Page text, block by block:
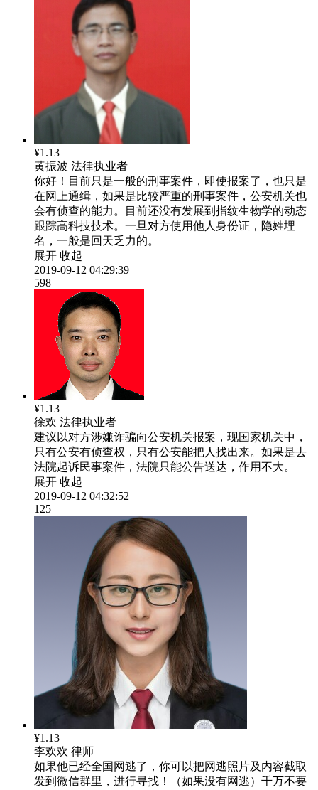
¥1.13
黄振波 法律执业者
你好！目前只是一般的刑事案件，即使报案了，也只是
在网上通缉，如果是比较严重的刑事案件，公安机关也
会有侦查的能力。目前还没有发展到指纹生物学的动态
跟踪高科技技术。一旦对方使用他人身份证，隐姓埋
名，一般是回天乏力的。
展开 收起
2019-09-12 04:29:39
598
¥1.13
徐欢 法律执业者
建议以对方涉嫌诈骗向公安机关报案，现国家机关中，
只有公安有侦查权，只有公安能把人找出来。如果是去
法院起诉民事案件，法院只能公告送达，作用不大。
展开 收起
2019-09-12 04:32:52
125
¥1.13
李欢欢 律师
如果他已经全国网逃了，你可以把网逃照片及内容截取
发到微信群里，进行寻找！（如果没有网逃）千万不要